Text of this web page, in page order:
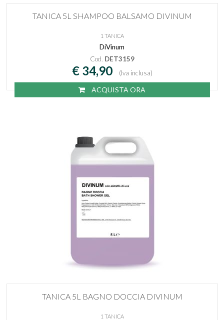
TANICA 5L SHAMPOO BALSAMO DIVINUM
1 TANICA
DiVinum
Cod. DET3159
€ 34,90 (Iva inclusa)
ACQUISTA ORA
TANICA 5L BAGNO DOCCIA DIVINUM
1 TANICA